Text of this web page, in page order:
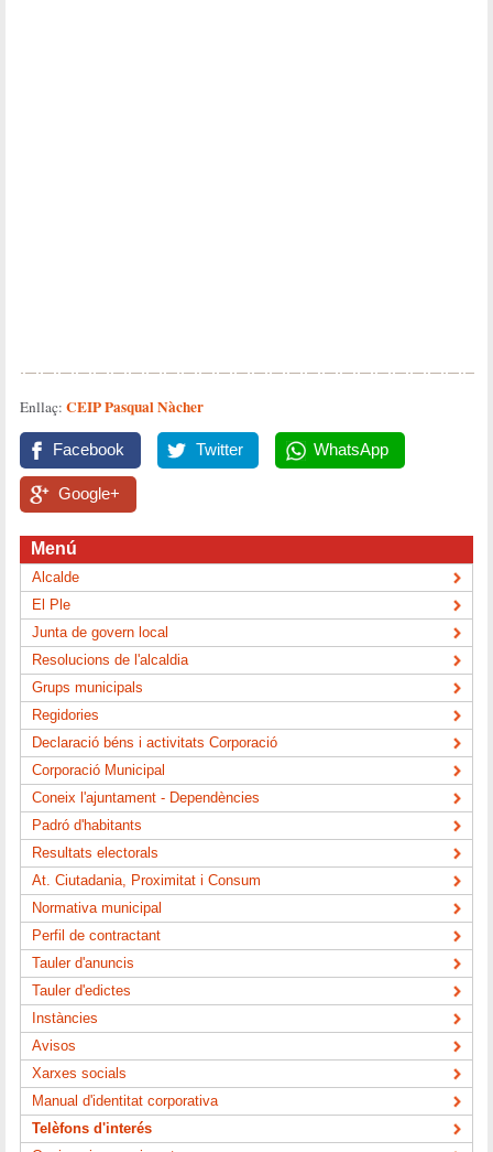
Enllaç:CEIP Pasqual Nàcher
Facebook Twitter WhatsApp
Google+
Menú
Alcalde
El Ple
Junta de govern local
Resolucions de l'alcaldia
Grups municipals
Regidories
Declaració béns i activitats Corporació
Corporació Municipal
Coneix l'ajuntament - Dependències
Padró d'habitants
Resultats electorals
At. Ciutadania, Proximitat i Consum
Normativa municipal
Perfil de contractant
Tauler d'anuncis
Tauler d'edictes
Instàncies
Avisos
Xarxes socials
Manual d'identitat corporativa
Telèfons d'interés